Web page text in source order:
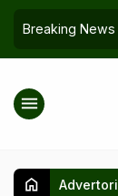
Breaking News
Wisata Dunia;
Perhatian
menu
home